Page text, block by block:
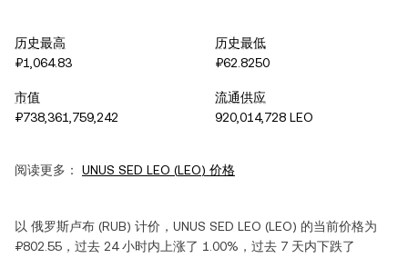
历史最高
₽1,064.83
历史最低
₽62.8250
市值
₽738,361,759,242
流通供应
920,014,728 LEO
阅读更多： UNUS SED LEO (LEO) 价格
以 俄罗斯卢布 (RUB) 计价， UNUS SED LEO (LEO) 的当前价格为
₽802.55 ，过去 24 小时内 上涨了 1.00% ，过去 7 天内下跌了